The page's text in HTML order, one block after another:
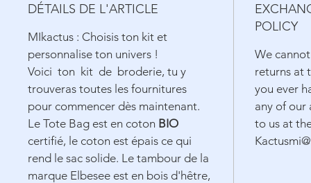
DÉTAILS DE L'ARTICLE
MIkactus : Choisis ton kit et
personnalise ton univers !
Voici ton kit de broderie, tu y
trouveras toutes les fournitures
pour commencer dès maintenant.
Le Tote Bag est en coton BIO
certifié, le coton est épais ce qui
rend le sac solide. Le tambour de la
marque Elbesee est en bois d'hêtre,
POLICY
We
returns at
you ever
any of our
to us at